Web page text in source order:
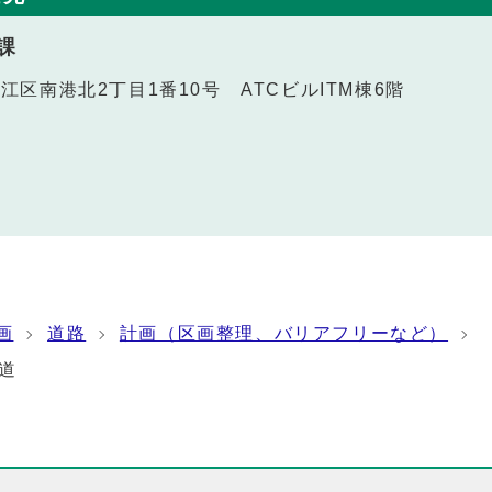
区南港北2丁目1番10号 ATCビルITM棟6階
道路
計画（区画整理、バリアフリーなど）